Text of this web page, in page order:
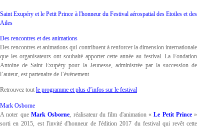
Saint Exupéry et le Petit Prince à l'honneur du Festival aérospatial des Etoiles et des
Ailes
Des rencontres et des animations
Des rencontres et animations qui contribuent à renforcer la dimension internationale
que les organisateurs ont souhaité apporter cette année au festival. La Fondation
Antoine de Saint Exupéry pour la Jeunesse, administrée par la succession de
l’auteur, est partenaire de l’événement
Retrouvez tout le programme et plus d’infos sur le festival
Mark Osborne
A noter que Mark Osborne , réalisateur du film d'animation «Le Petit Prince»
sorti en 2015, est l'invité d'honneur de l'édition 2017 du festival qui revêt cette